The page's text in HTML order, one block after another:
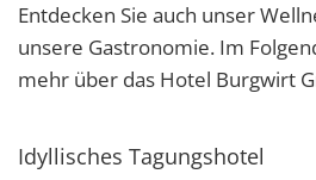
Entdecken Sie auch unser
unsere Gastronomie. Im
mehr über das Hotel Burgwirt
Idyllisches Tagungshotel